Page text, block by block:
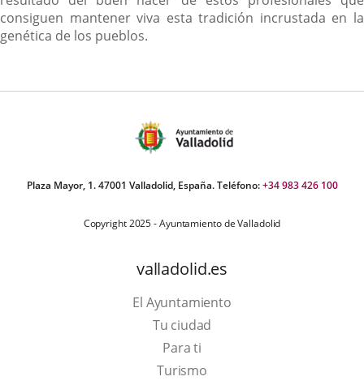
consiguen mantener viva esta tradición incrustada en la
genética de los pueblos.
Plaza Mayor, 1. 47001 Valladolid, España. Teléfono:+34 983 426 100
Copyright 2025 - Ayuntamiento de Valladolid
valladolid.es
El Ayuntamiento
Tu ciudad
Para ti
TurismoThis